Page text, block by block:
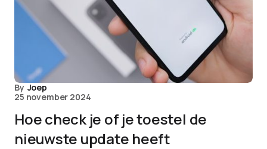
By Joep
25 november 2024
Hoe check je of je toestel de
nieuwste update heeft